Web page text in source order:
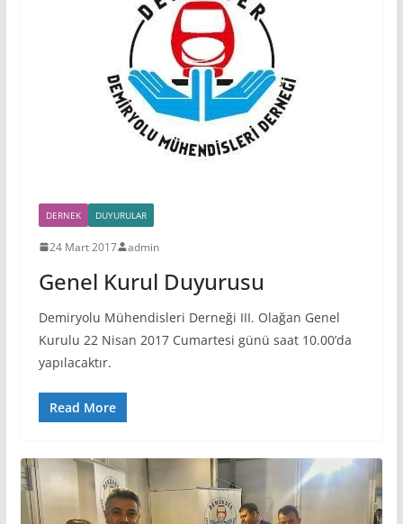
DERNEK DUYURULAR
24 Mart 2017 admin
Genel Kurul Duyurusu
Demiryolu Mühendisleri Derneği III. Olağan Genel
Kurulu 22 Nisan 2017 Cumartesi günü saat 10.00’da
yapılacaktır.
Read More